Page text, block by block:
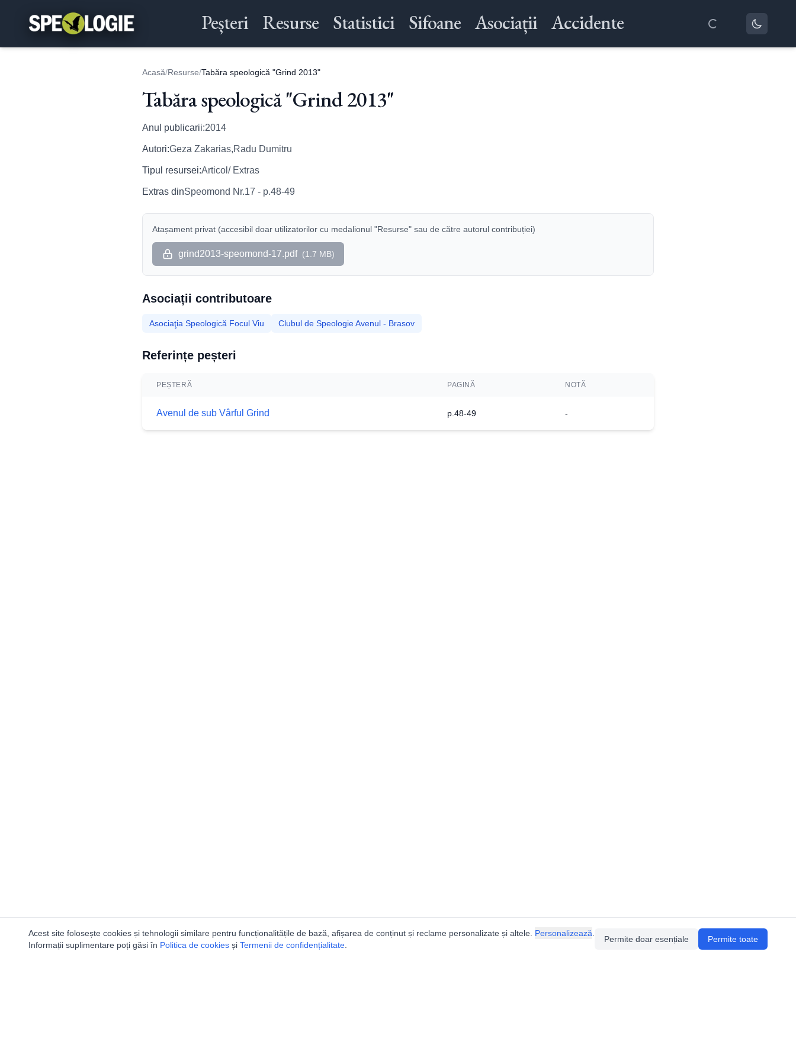
Peșteri Resurse Statistici Sifoane Asociații Accidente
Acasă/Resurse/Tabăra speologică "Grind 2013"
Tabăra speologică "Grind 2013"
Anul publicarii:2014
Autori:Geza Zakarias,Radu Dumitru
Tipul resursei:Articol/ Extras
Extras dinSpeomond Nr.17 - p.48-49
Atașament privat (accesibil doar utilizatorilor cu medalionul "Resurse" sau de către autorul contribuției)
grind2013-speomond-17.pdf (1.7 MB)
Asociații contributoare
Asociaţia Speologică Focul Viu Clubul de Speologie Avenul - Brasov
Referințe peșteri
PEȘTERĂ PAGINĂ NOTĂ
Avenul de sub Vârful Grind p.48-49 -
Acest site folosește cookies și tehnologii similare pentru funcționalitățile de bază, afișarea de conținut și reclame personalizate și altele. Personalizează
Informații suplimentare poți găsi în Politica de cookies și Termenii de confidențialitate
Permite doar esențiale Permite toate